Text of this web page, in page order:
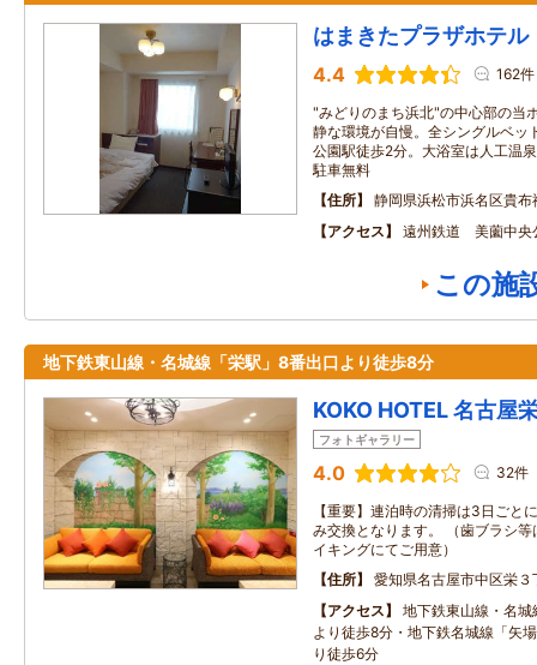
はまきたプラザホテル
4.4 162件
"みどりのまち浜北"の中心部の当
静な環境が自慢。全シングルベッ
公園駅徒歩2分。大浴室は人工
駐車無料
住所
静岡県浜松市浜名区貴
アクセス
遠州鉄道 美薗中央
この施
地下鉄東山線・名城線「栄駅」8番出口より徒歩8分
KOKO HOTEL 名古屋
フォトギャラリー
4.0 32件
【重要】連泊時の清掃は3日ごと
み交換となります。 （歯ブラシ
イキングにてご用意）
住所
愛知県名古屋市中区栄
アクセス
地下鉄東山線・名
より徒歩8分・地下鉄名城線「矢
り徒歩6分